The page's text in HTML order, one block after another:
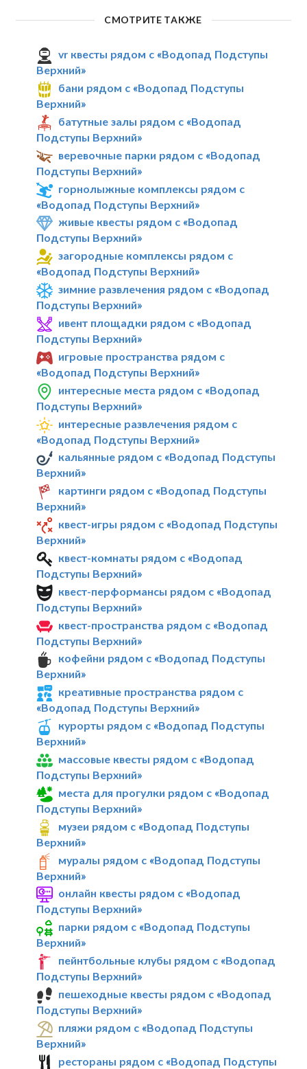
СМОТРИТЕ ТАКЖЕ
vr квесты рядом с «Водопад Подступы
Верхний»
бани рядом с «Водопад Подступы
Верхний»
батутные залы рядом с «Водопад
Подступы Верхний»
веревочные парки рядом с «Водопад
Подступы Верхний»
горнолыжные комплексы рядом с
«Водопад Подступы Верхний»
живые квесты рядом с «Водопад
Подступы Верхний»
загородные комплексы рядом с
«Водопад Подступы Верхний»
зимние развлечения рядом с «Водопад
Подступы Верхний»
ивент площадки рядом с «Водопад
Подступы Верхний»
игровые пространства рядом с
«Водопад Подступы Верхний»
интересные места рядом с «Водопад
Подступы Верхний»
интересные развлечения рядом с
«Водопад Подступы Верхний»
кальянные рядом с «Водопад Подступы
Верхний»
картинги рядом с «Водопад Подступы
Верхний»
квест-игры рядом с «Водопад Подступы
Верхний»
квест-комнаты рядом с «Водопад
Подступы Верхний»
квест-перформансы рядом с «Водопад
Подступы Верхний»
квест-пространства рядом с «Водопад
Подступы Верхний»
кофейни рядом с «Водопад Подступы
Верхний»
креативные пространства рядом с
«Водопад Подступы Верхний»
курорты рядом с «Водопад Подступы
Верхний»
массовые квесты рядом с «Водопад
Подступы Верхний»
места для прогулки рядом с «Водопад
Подступы Верхний»
музеи рядом с «Водопад Подступы
Верхний»
муралы рядом с «Водопад Подступы
Верхний»
онлайн квесты рядом с «Водопад
Подступы Верхний»
парки рядом с «Водопад Подступы
Верхний»
пейнтбольные клубы рядом с «Водопад
Подступы Верхний»
пешеходные квесты рядом с «Водопад
Подступы Верхний»
пляжи рядом с «Водопад Подступы
Верхний»
рестораны рядом с «Водопад Подступы